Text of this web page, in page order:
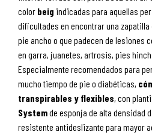
color beig indicadas para aquellas
dificultades en encontrar una zapatilla
pie ancho o que padecen de lesiones
en garra, juanetes, artrosis, pies
Especialmente recomendados para
mucho tiempo de pie o diabéticas,
transpirables y flexibles, con
Systemde esponja de alta densidad
resistente antideslizante para mayor